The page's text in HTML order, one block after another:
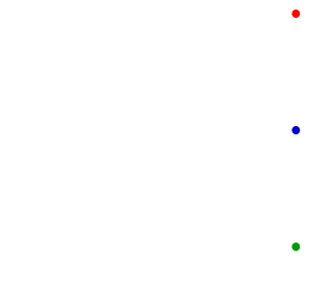
●
●
●